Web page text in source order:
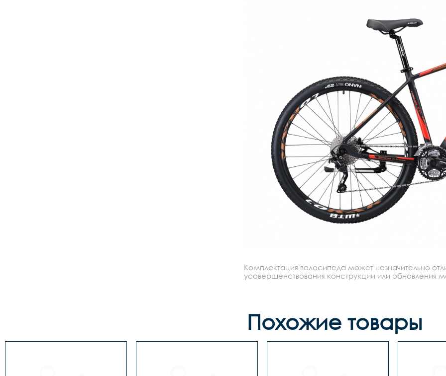
Комплектация велосипеда может незначительно
усовершенствования конструкции или обновления
Похожие товары